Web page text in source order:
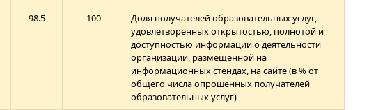
98.5 100
Доля получателей образовательных услуг,
удовлетворенных открытостью, полнотой и
доступностью информации о деятельности
организации, размещенной на
информационных стендах, на сайте (в % от
общего числа опрошенных получателей
образовательных услуг)